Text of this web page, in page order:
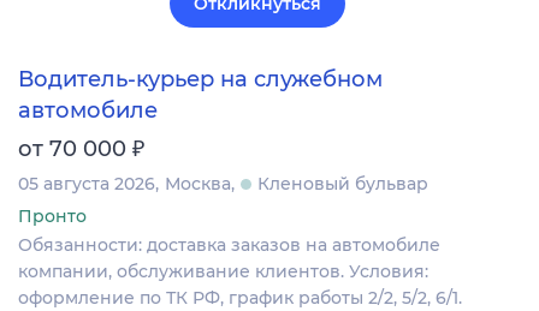
Водитель-курьер на служебном
автомобиле
от 70 000 ₽
05 августа 2026 Москва
Кленовый бульвар
Пронто
Обязанности: доставка заказов на автомобиле
компании, обслуживание клиентов. Условия:
оформление по ТК РФ, график работы 2/2, 5/2, 6/1.